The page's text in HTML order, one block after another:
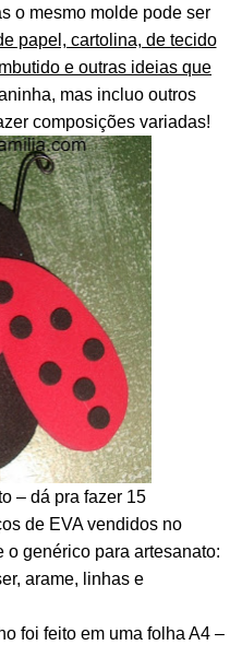
o mesmo molde pode ser
papel, cartolina, de tecido
e outras ideias que
mas incluo outros
composições variadas!
– dá pra fazer 15
de EVA vendidos no
o genérico para artesanato:
arame, linhas e
foi feito em uma folha A4 –